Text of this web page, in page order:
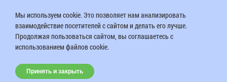
Мы используем cookie. Это позволяет нам анализировать
взаимодействие посетителей с сайтом и делать его лучше.
Продолжая пользоваться сайтом, вы соглашаетесь с
использованием файлов cookie.
Принять и закрыть